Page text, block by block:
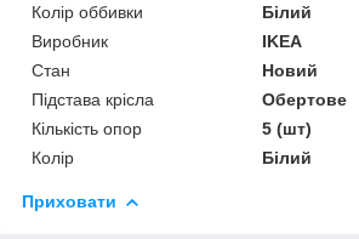
Колір оббивки
Білий
Виробник
IKEA
Стан
Новий
Підстава крісла
Обертове
Кількість опор
5 (шт)
Колір
Білий
Приховати